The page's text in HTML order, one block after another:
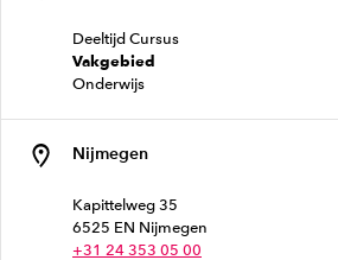
Deeltijd Cursus
Vakgebied
Onderwijs
Nijmegen
Kapittelweg 35
6525 EN Nijmegen
+31 24 353 05 00